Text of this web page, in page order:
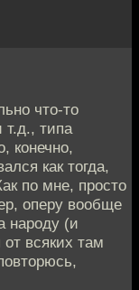
что-то
т.д., типа
конечно,
как тогда,
по мне, просто
оперу вообще
народу (и
всяких там